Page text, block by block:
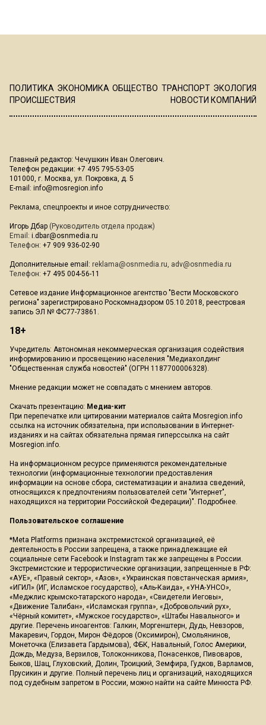
ПОЛИТИКА ЭКОНОМИКА ОБЩЕСТВО ТРАНСПОРТ ЭКОЛОГИЯ
ПРОИСШЕСТВИЯ
НОВОСТИ КОМПАНИЙ
Главный редактор: Чечушкин Иван Олегович.
Телефон редакции: +7 495 795-53-05
101000, г. Москва, ул. Покровка, д. 5
E-mail: info@mosregion.info
Реклама, спецпроекты и иное сотрудничество:
Игорь Дбар (Руководитель отдела продаж)
Email: i.dbar@osnmedia.ru
Телефон: +7 909 936-02-90
Дополнительные email: reklama@osnmedia.ru, adv@osnmedia.ru
Телефон: +7 495 004-56-11
Сетевое издание Информационное агентство "Вести Московского
региона" зарегистрировано Роскомнадзором 05.10.2018, реестровая
запись ЭЛ № ФС77-73861.
18+
Учредитель: Автономная некоммерческая организация содействия
информированию и просвещению населения "Медиахолдинг
"Общественная служба новостей" (ОГРН 1187700006328).
Мнение редакции может не совпадать с мнением авторов.
Скачать презентацию: Медиа-кит
При перепечатке или цитировании материалов сайта Mosregion.info
ссылка на источник обязательна, при использовании в Интернет-
изданиях и на сайтах обязательна прямая гиперссылка на сайт
Mosregion.info.
На информационном ресурсе применяются рекомендательные
технологии (информационные технологии предоставления
информации на основе сбора, систематизации и анализа сведений,
относящихся к предпочтениям пользователей сети "Интернет",
находящихся на территории Российской Федерации)". Подробнее.
Пользовательское соглашение
*Meta Platforms признана экстремистской организацией, её
деятельность в России запрещена, а также принадлежащие ей
социальные сети Facebook и Instagram так же запрещены в России.
Экстремистские и террористические организации, запрещенные в РФ:
«АУЕ», «Правый сектор», «Азов», «Украинская повстанческая армия»,
«ИГИЛ» (ИГ, Исламское государство), «Аль-Каида», «УНА-УНСО»,
«Меджлис крымско-татарского народа», «Свидетели Иеговы»,
«Движение Талибан», «Исламская группа», «Добровольчий рух»,
«Чёрный комитет», «Мужское государство», «Штабы Навального» и
другие. Перечень иноагентов: Галкин, Моргенштерн, Дудь, Невзоров,
Макаревич, Гордон, Мирон Фёдоров (Оксимирон), Смольянинов,
Монеточка (Елизавета Гардымова), ФБК, Навальный, Голос Америки,
Дождь, Медуза, Верзилов, Толоконникова, Понасенков, Пивоваров,
Быков, Шац, Глуховский, Долин, Троицкий, Земфира, Гудков, Варламов,
Прусикин и другие. Полный перечень лиц и организаций, находящихся
под судебным запретом в России, можно найти на сайте Минюста РФ.